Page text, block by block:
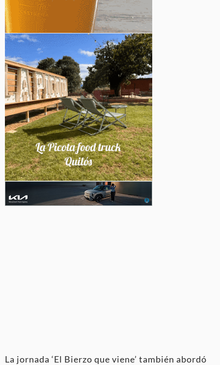
La jornada ‘El Bierzo que viene’ también abordó